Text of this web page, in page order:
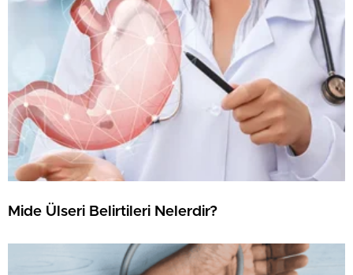
Mide Ülseri Belirtileri Nelerdir?